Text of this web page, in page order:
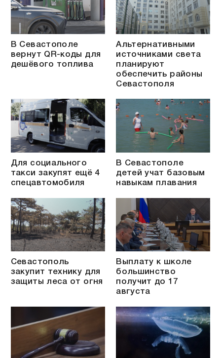
В Севастополе
вернут QR-коды для
дешёвого топлива
Альтернативными
источниками света
планируют
обеспечить районы
Севастополя
Для социального
такси закупят ещё 4
спецавтомобиля
В Севастополе
детей учат базовым
навыкам плавания
Севастополь
закупит технику для
защиты леса от огня
Выплату к школе
большинство
получит до 17
августа